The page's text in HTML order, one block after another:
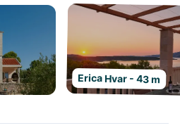
Erica Hvar - 43 m